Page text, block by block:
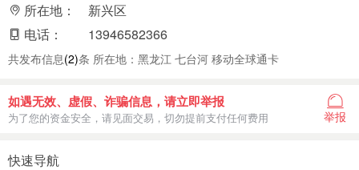
所在地：
新兴区
电话：
13946582366
共发布信息(2)条 所在地：黑龙江 七台河 移动全球通卡
如遇无效、虚假、诈骗信息，请立即举报
为了您的资金安全，请见面交易，切勿提前支付任何费用 举报
快速导航